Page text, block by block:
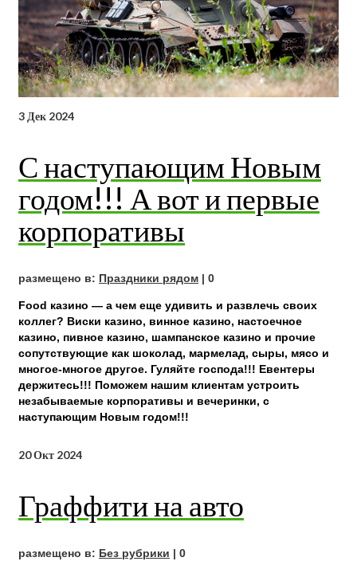
3 Дек 2024
С наступающим Новым
годом!!! А вот и первые
корпоративы
размещено в: Праздники рядом | 0
Food казино — а чем еще удивить и развлечь своих
коллег? Виски казино, винное казино, настоечное
казино, пивное казино, шампанское казино и прочие
сопутствующие как шоколад, мармелад, сыры, мясо и
многое-многое другое. Гуляйте господа!!! Евентеры
держитесь!!! Поможем нашим клиентам устроить
незабываемые корпоративы и вечеринки, с
наступающим Новым годом!!!
20Окт 2024
Граффити на авто
размещено в: Без рубрики | 0